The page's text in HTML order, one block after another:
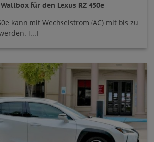
für den Lexus RZ 450e
kann mit Wechselstrom (AC) mit bis zu
[...]